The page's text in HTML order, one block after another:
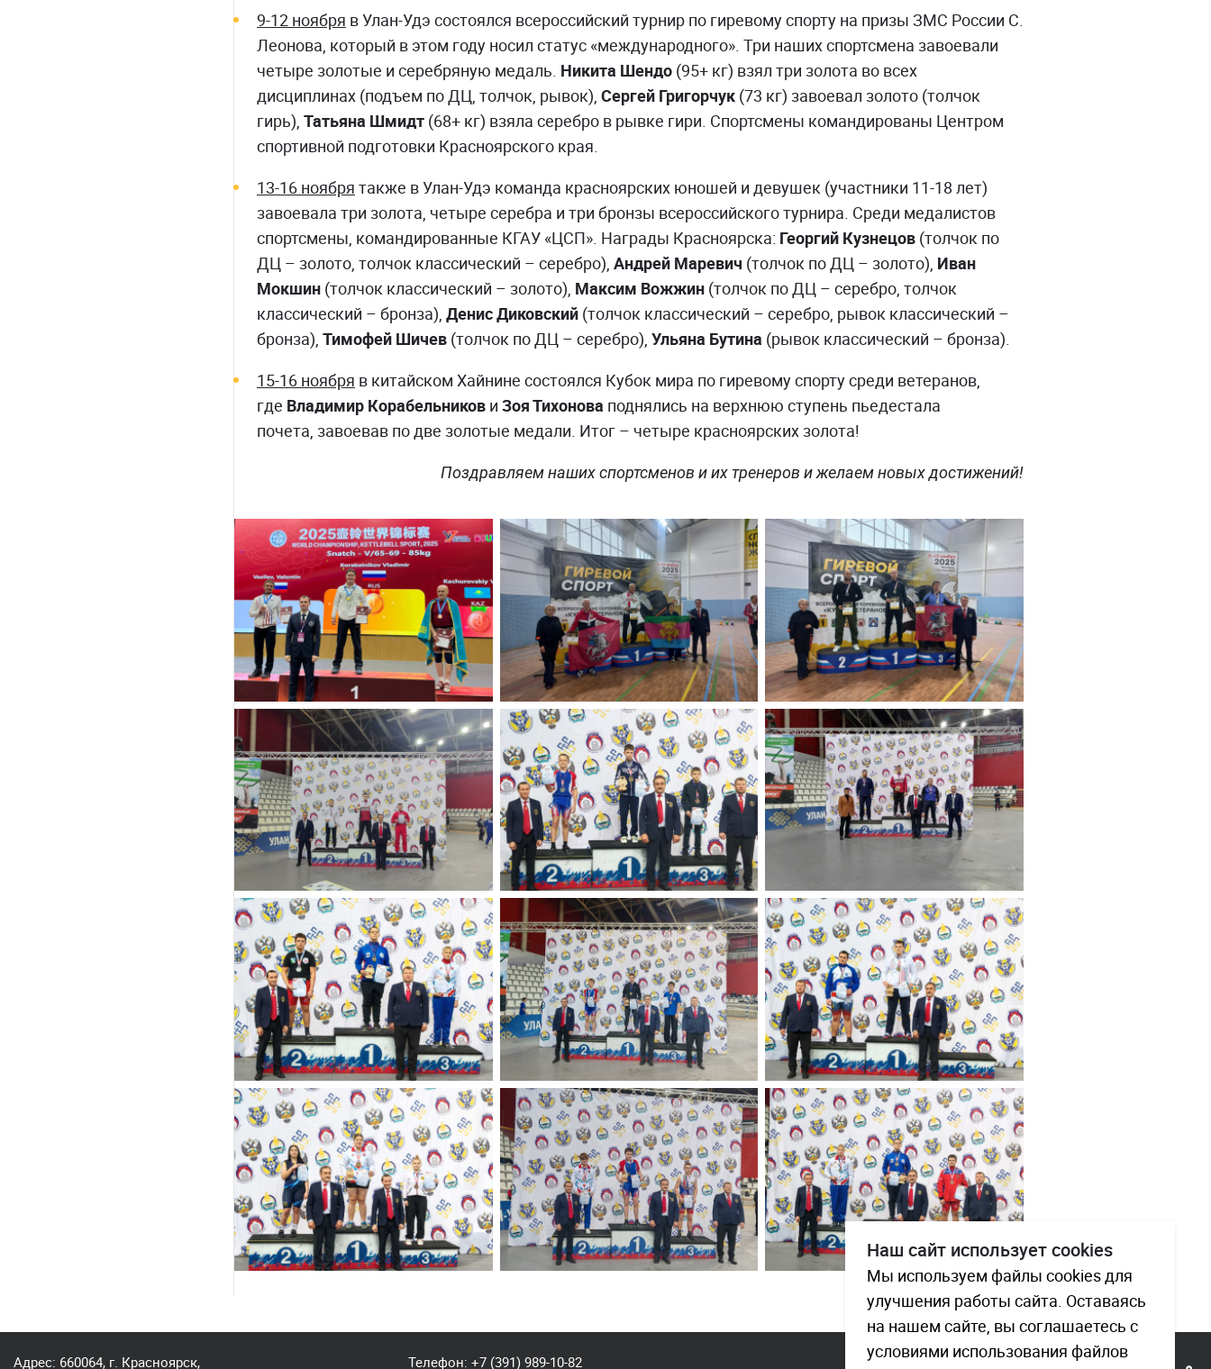
9-12 ноября в Улан-Удэ состоялся всероссийский турнир по гиревому спорту на призы ЗМС России С.
Леонова, который в этом году носил статус «международного». Три наших спортсмена завоевали
четыре золотые и серебряную медаль. Никита Шендо (95+ кг) взял три золота во всех
дисциплинах (подъем по ДЦ, толчок, рывок), Сергей Григорчук (73 кг) завоевал золото (толчок
гирь), Татьяна Шмидт (68+ кг) взяла серебро в рывке гири. Спортсмены командированы Центром
спортивной подготовки Красноярского края.
13-16 ноября также в Улан-Удэ команда красноярских юношей и девушек (участники 11-18 лет)
завоевала три золота, четыре серебра и три бронзы всероссийского турнира. Среди медалистов
спортсмены, командированные КГАУ «ЦСП». Награды Красноярска: Георгий Кузнецов (толчок по
ДЦ – золото, толчок классический – серебро), Андрей Маревич (толчок по ДЦ – золото), Иван
Мокшин (толчок классический – золото), Максим Вожжин (толчок по ДЦ – серебро, толчок
классический – бронза), Денис Диковский (толчок классический – серебро, рывок классический –
бронза), Тимофей Шичев (толчок по ДЦ – серебро), Ульяна Бутина (рывок классический – бронза).
15-16 ноября в китайском Хайнине состоялся Кубок мира по гиревому спорту среди ветеранов,
где Владимир Корабельников и Зоя Тихонова поднялись на верхнюю ступень пьедестала
почета, завоевав по две золотые медали. Итог – четыре красноярских золота!
Поздравляем наших спортсменов и их тренеров и желаем новых достижений!
Адрес: 660064, г. Красноярск, Телефон: +7 (391) 989-10-82
Наш сайт использует cookies
Мы используем файлы cookies для
улучшения работы сайта. Оставаясь
на нашем сайте, вы соглашаетесь с
условиями использования файлов